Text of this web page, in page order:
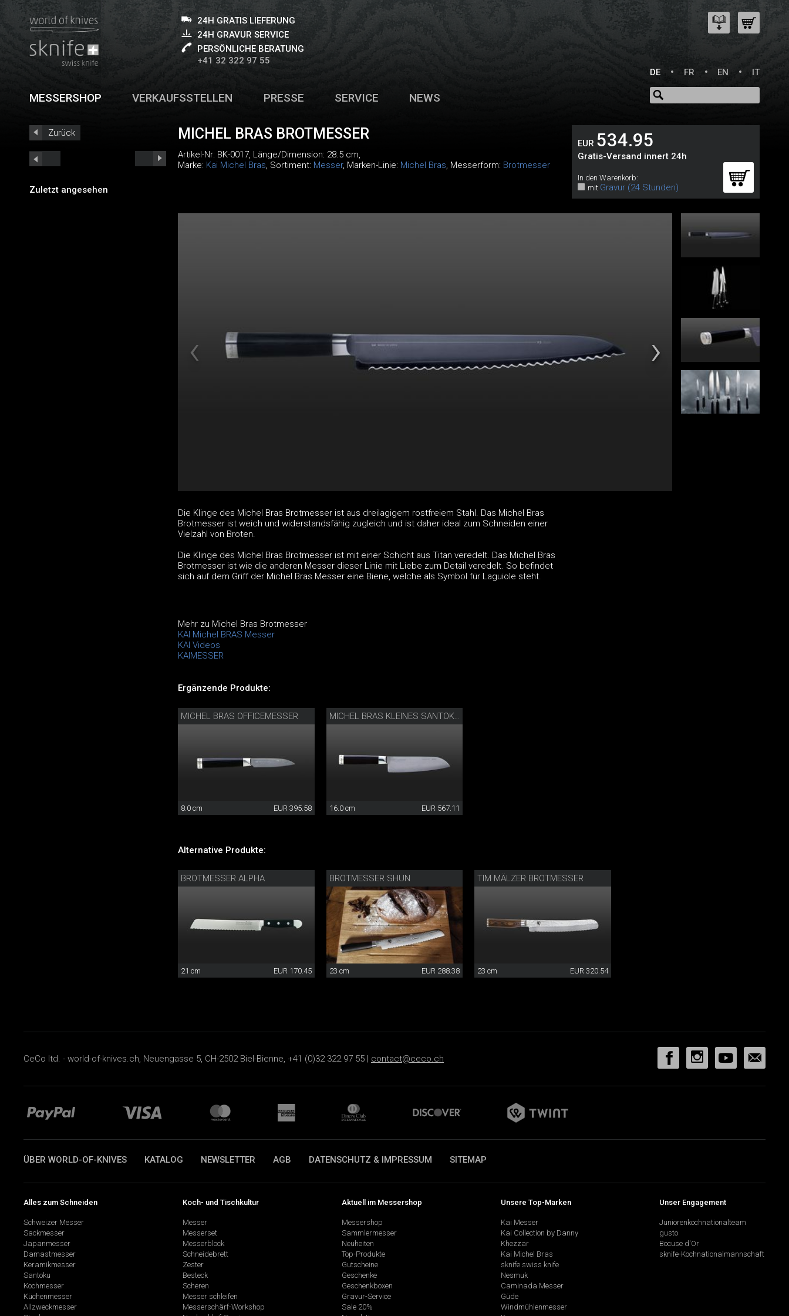
24H GRATIS LIEFERUNG
24H GRAVUR SERVICE
PERSÖNLICHE BERATUNG
+41 32 322 97 55
DE
FR EN IT
MESSERSHOP VERKAUFSSTELLEN PRESSE SERVICE NEWS
Zurück
Zuletzt angesehen
MICHEL BRAS BROTMESSER
Artikel-Nr: BK-0017, Länge/Dimension: 28.5 cm,
Marke: Kai Michel Bras, Sortiment: Messer, Marken-Linie: Michel Bras, Messerform: Brotmesser
EUR 534.95
Gratis-Versand innert 24h
In den Warenkorb:
mit Gravur (24 Stunden)
Die Klinge des Michel Bras Brotmesser ist aus dreilagigem rostfreiem Stahl. Das Michel Bras
Brotmesser ist weich und widerstandsfähig zugleich und ist daher ideal zum Schneiden einer
Vielzahl von Broten.
Die Klinge des Michel Bras Brotmesser ist mit einer Schicht aus Titan veredelt. Das Michel Bras
Brotmesser ist wie die anderen Messer dieser Linie mit Liebe zum Detail veredelt. So befindet
sich auf dem Griff der Michel Bras Messer eine Biene, welche als Symbol für Laguiole steht.
Mehr zu Michel Bras Brotmesser
KAI Michel BRAS Messer
KAI Videos
KAIMESSER
Ergänzende Produkte:
MICHEL BRAS OFFICEMESSER
8.0 cm EUR 395.58 16.0 cm EUR 567.11
Alternative Produkte:
BROTMESSER ALPHA
21 cm EUR 170.45
BROTMESSER SHUN
23 cm EUR 288.38
TIM MÄLZER BROTMESSER
23 cm EUR 320.54
CeCo ltd. - world-of-knives.ch, Neuengasse 5, CH-2502 Biel-Bienne, +41 (0)32 322 97 55 | contact@ceco.ch
ÜBER WORLD-OF-KNIVES KATALOG NEWSLETTER AGB DATENSCHUTZ & IMPRESSUM SITEMAP
Alles zum Schneiden
Schweizer Messer
Sackmesser
Japanmesser
Damastmesser
Keramikmesser
Santoku
Kochmesser
Küchenmesser
Allzweckmesser
Koch- und Tischkultur
Messer
Messerset
Messerblock
Schneidebrett
Zester
Besteck
Scheren
Messer schleifen
Messerschärf-Workshop
Aktuell im Messershop
Messershop
Sammlermesser
Neuheiten
Top-Produkte
Gutscheine
Geschenke
Geschenkboxen
Gravur-Service
Sale 20%
Unsere Top-Marken
Kai Messer
Kai Collection by Danny
Khezzar
Kai Michel Bras
sknife swiss knife
Nesmuk
Caminada Messer
Güde
Windmühlenmesser
Unser Engagement
Juniorenkochnationalteam
gusto
Bocuse d'Or
sknife-Kochnationalmannschaft